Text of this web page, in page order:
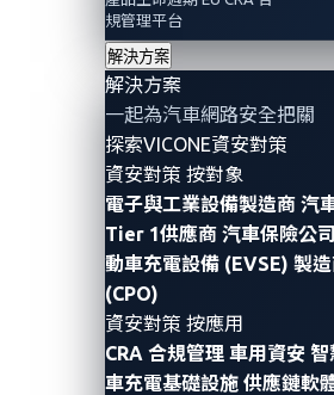
規管理平台
解決方案
解決方案
一起為汽車網路安全把關
探索VICONE資安對策
資安對策 按對象
電子與工業設備製造商 汽
Tier 1供應商 汽車保險公司
動車充電設備 (EVSE) 製
(CPO)
資安對策 按應用
CRA 合規管理 車用資安 智
車充電基礎設施 供應鏈軟
全球電動汽車市場的快速發展，迎
）的新時代。加速的創新發
駭客攻擊的新目標，這凸顯了網路
的重要性。資安領導者趨勢科技旗
在 2022年11月8日 MIH
度技術活動
MIH Demo Day
Open EV平台的車載軟體安全遠程
Secured RDS（遠程診斷服務）率